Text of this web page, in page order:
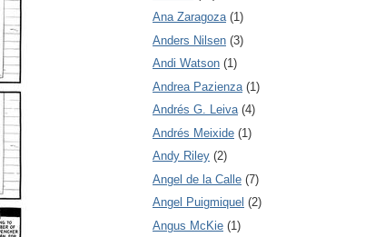
Ana Zaragoza (1)
Anders Nilsen (3)
Andi Watson (1)
Andrea Pazienza (1)
Andrés G. Leiva (4)
Andrés Meixide (1)
Andy Riley (2)
Angel de la Calle (7)
Angel Puigmiquel (2)
Angus McKie (1)